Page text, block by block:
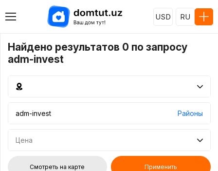
USD RU
Найдено результатов 0 по запросу
adm-invest
Районы
Цена
Смотреть на карте Применить